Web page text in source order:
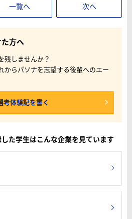
一覧へ 次へ
方へ
残しませんか？
からパソナを志望する後輩へのエー
考体験記を書く
た学生はこんな企業を見ています